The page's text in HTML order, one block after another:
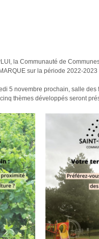
la Communauté de
sur la période 2022-
5 novembre prochain, salle
thèmes développés seront